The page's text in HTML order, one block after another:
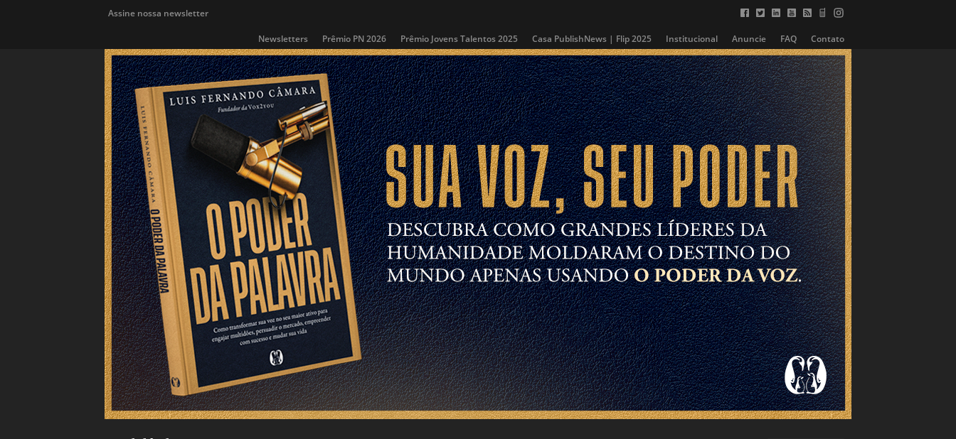
Assine nossa newsletter
Newsletters Prêmio PN 2026 Prêmio Jovens Talentos 2025 Casa PublishNews | Flip 2025 Institucional Anuncie FAQ Contato